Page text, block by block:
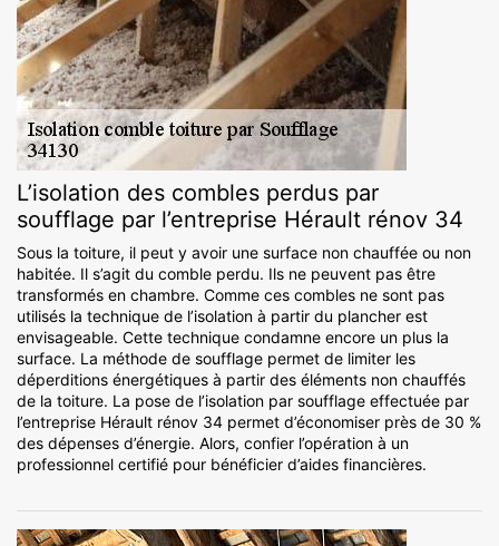
L’isolation des combles perdus par
soufflage par l’entreprise Hérault rénov 34
Sous la toiture, il peut y avoir une surface non chauffée ou non
habitée. Il s’agit du comble perdu. Ils ne peuvent pas être
transformés en chambre. Comme ces combles ne sont pas
utilisés la technique de l’isolation à partir du plancher est
envisageable. Cette technique condamne encore un plus la
surface. La méthode de soufflage permet de limiter les
déperditions énergétiques à partir des éléments non chauffés
de la toiture. La pose de l’isolation par soufflage effectuée par
l’entreprise Hérault rénov 34 permet d’économiser près de 30 %
des dépenses d’énergie. Alors, confier l’opération à un
professionnel certifié pour bénéficier d’aides financières.